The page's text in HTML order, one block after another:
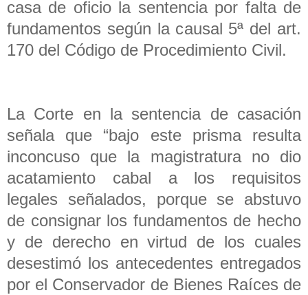
casa de oficio la sentencia por falta de
fundamentos según la causal 5ª del art.
170 del Código de Procedimiento Civil.
La Corte en la sentencia de casación
señala que “bajo este prisma resulta
inconcuso que la magistratura no dio
acatamiento cabal a los requisitos
legales señalados, porque se abstuvo
de consignar los fundamentos de hecho
y de derecho en virtud de los cuales
desestimó los antecedentes entregados
por el Conservador de Bienes Raíces de